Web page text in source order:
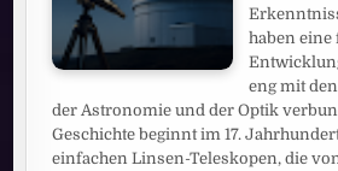
haben
eng mit
der Astronomie und der Optik
Geschichte beginnt im 17.
einfachen Linsen-Teleskopen, die